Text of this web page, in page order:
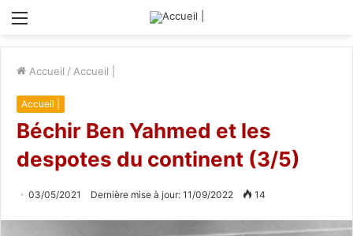
Menu
Accueil / Accueil |
Accueil |
Béchir Ben Yahmed et les
despotes du continent (3/5)
03/05/2021 Dernière mise à jour: 11/09/2022 14